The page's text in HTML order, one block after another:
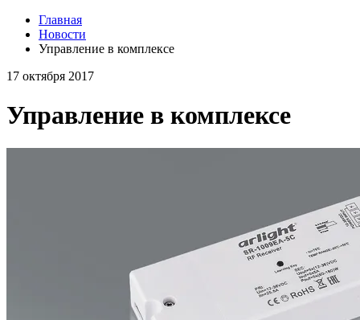
Главная
Новости
Управление в комплексе
17 октября 2017
Управление в комплексе